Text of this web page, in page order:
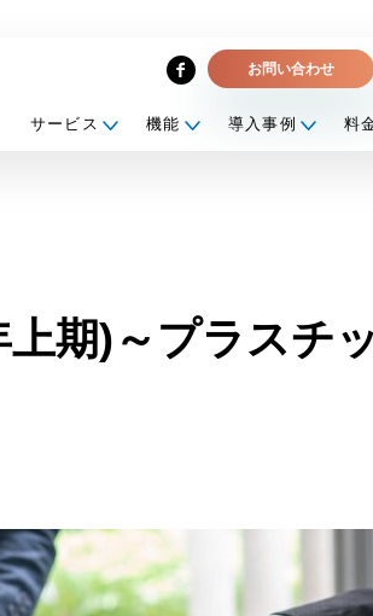
お問い合わせ
サービス 機能 導入事例 料
期)～プラスチ